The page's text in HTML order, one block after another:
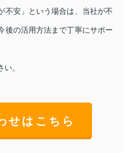
不安」という場合は、当社が不
後の活用方法まで丁寧にサポー
。
せはこちら